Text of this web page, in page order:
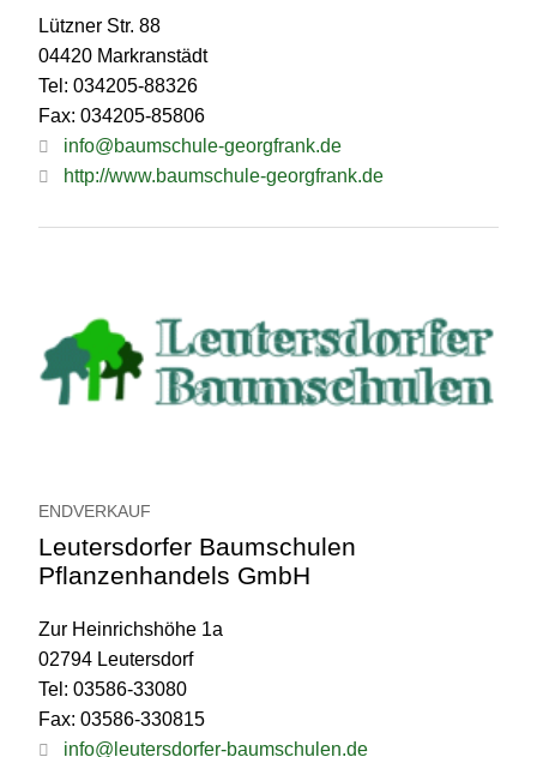
Lützner Str. 88
04420 Markranstädt
Tel: 034205-88326
Fax: 034205-85806
info@baumschule-georgfrank.de
http://www.baumschule-georgfrank.de
ENDVERKAUF
Leutersdorfer Baumschulen
Pflanzenhandels GmbH
Zur Heinrichshöhe 1a
02794 Leutersdorf
Tel: 03586-33080
Fax: 03586-330815
info@leutersdorfer-baumschulen.de